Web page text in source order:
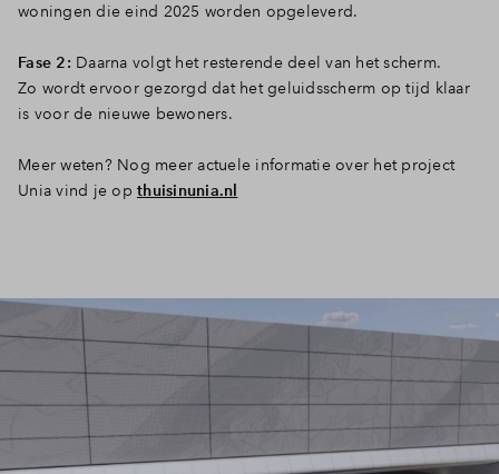
woningen die eind 2025 worden opgeleverd.
Fase 2: Daarna volgt het resterende deel van het scherm.
Zo wordt ervoor gezorgd dat het geluidsscherm op tijd klaar
is voor de nieuwe bewoners.
Meer weten? Nog meer actuele informatie over het project
Unia vind je op thuisinunia.nl